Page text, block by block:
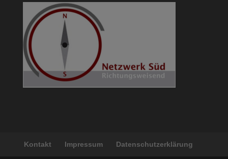
Kontakt Impressum Datenschutzerklärung